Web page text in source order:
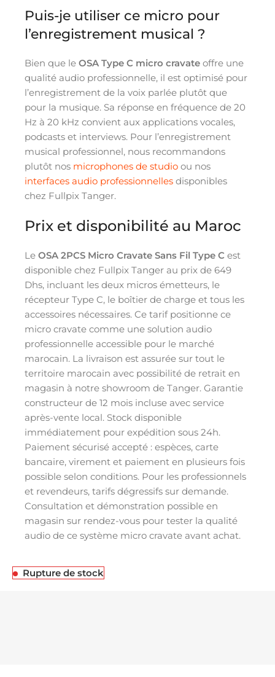
Puis-je utiliser ce micro pour
l’enregistrement musical ?
Bien que le OSA Type C micro cravate offre une
qualité audio professionnelle, il est optimisé pour
l’enregistrement de la voix parlée plutôt que
pour la musique. Sa réponse en fréquence de 20
Hz à 20 kHz convient aux applications vocales,
podcasts et interviews. Pour l’enregistrement
musical professionnel, nous recommandons
plutôt nos microphones de studio ou nos
interfaces audio professionnelles disponibles
chez Fullpix Tanger.
Prix et disponibilité au Maroc
Le OSA 2PCS Micro Cravate Sans Fil Type C est
disponible chez Fullpix Tanger au prix de 649
Dhs, incluant les deux micros émetteurs, le
récepteur Type C, le boîtier de charge et tous les
accessoires nécessaires. Ce tarif positionne ce
micro cravate comme une solution audio
professionnelle accessible pour le marché
marocain. La livraison est assurée sur tout le
territoire marocain avec possibilité de retrait en
magasin à notre showroom de Tanger. Garantie
constructeur de 12 mois incluse avec service
après-vente local. Stock disponible
immédiatement pour expédition sous 24h.
Paiement sécurisé accepté : espèces, carte
bancaire, virement et paiement en plusieurs fois
possible selon conditions. Pour les professionnels
et revendeurs, tarifs dégressifs sur demande.
Consultation et démonstration possible en
magasin sur rendez-vous pour tester la qualité
audio de ce système micro cravate avant achat.
Rupture de stock